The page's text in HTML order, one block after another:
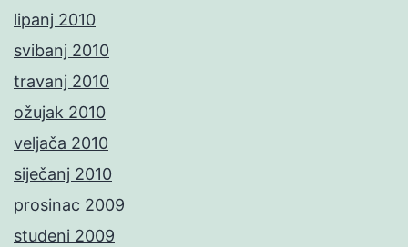
lipanj 2010
svibanj 2010
travanj 2010
ožujak 2010
veljača 2010
siječanj 2010
prosinac 2009
studeni 2009